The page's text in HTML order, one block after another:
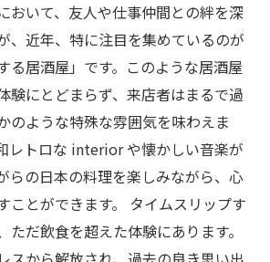
おいて、友人や仕事仲間との絆を深
、近年、特に注目を集めているのが
る居酒屋」です。このような居酒屋
験にとどまらず、来店者はまるで過
のような特殊な雰囲気を味わえま
レトロな interior や懐かしい音楽が
らの日本の料理を楽しみながら、心
ことができます。 タイムスリップす
ただ飲食を超えた体験にあります。